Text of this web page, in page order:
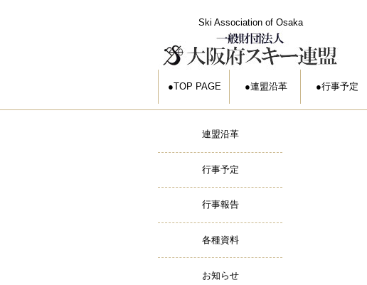
Ski Association of Osaka
TOP PAGE 連盟沿革 行事予定
連盟沿革
行事予定
行事報告
各種資料
お知らせ